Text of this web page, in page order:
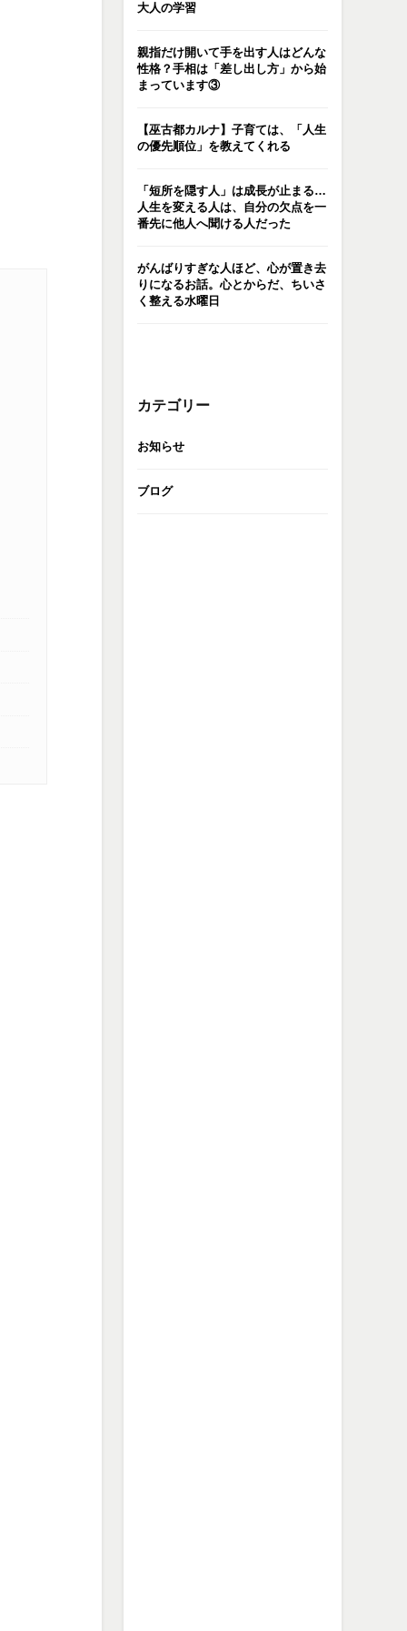
大人の学習
親指だけ開いて手を出す人はどんな
性格？手相は「差し出し方」から始
まっています③
【巫古都カルナ】子育ては、「人生
の優先順位」を教えてくれる
「短所を隠す人」は成長が止まる…
人生を変える人は、自分の欠点を一
番先に他人へ聞ける人だった
がんばりすぎな人ほど、心が置き去
りになるお話。心とからだ、ちいさ
く整える水曜日
カテゴリー
お知らせ
ブログ